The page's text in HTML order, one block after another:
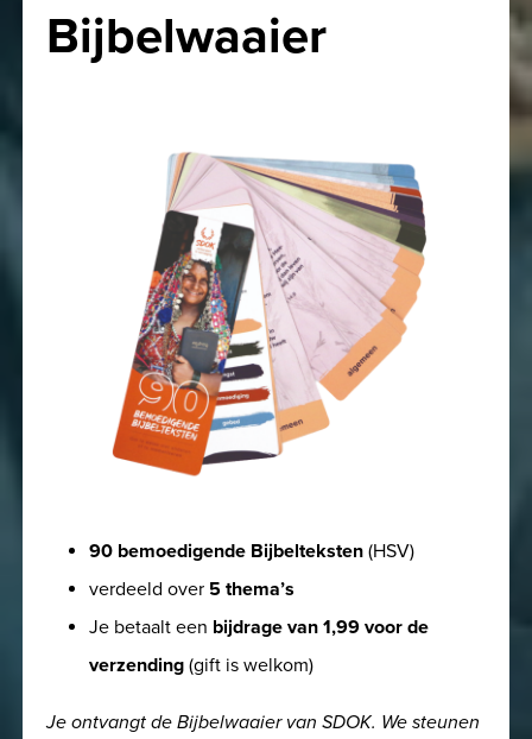
Bijbelwaaier
90 bemoedigende Bijbelteksten (HSV)
verdeeld over 5 thema’s
Je betaalt een bijdrage van 1,99 voor de
verzending (gift is welkom)
Je ontvangt de Bijbelwaaier van SDOK. We steunen